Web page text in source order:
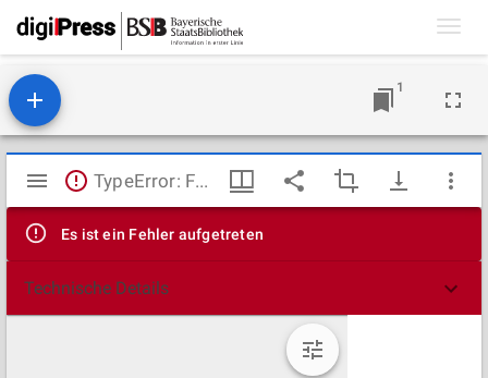
1
Mirador
Viewer
TypeError: Failed to fetch
Es ist ein Fehler aufgetreten
Technische Details